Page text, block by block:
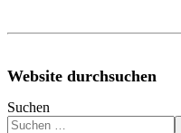
Website durchsuchen
Suchen